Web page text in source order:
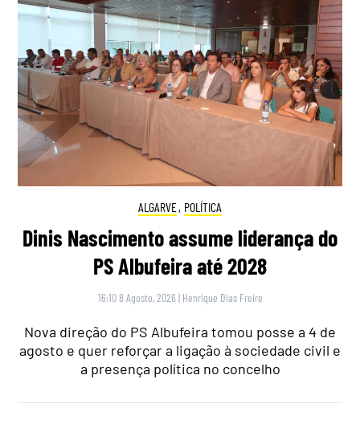
ALGARVE, POLÍTICA
Dinis Nascimento assume liderança do
PS Albufeira até 2028
16:10 8 Agosto, 2026 | Henrique Dias Freire
Nova direção do PS Albufeira tomou posse a 4 de
agosto e quer reforçar a ligação à sociedade civil e
a presença política no concelho